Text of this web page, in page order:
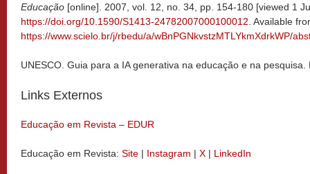
Educação [online]. 2007, vol. 12, no. 34, pp. 154-180 [viewed 1
https://doi.org/10.1590/S1413-24782007000100012 . Available
https://www.scielo.br/j/rbedu/a/wBnPGNkvstzMTLYkmXdrkWP/
UNESCO. Guia para a IA generativa na educação e na pesquisa.
Links Externos
Educação em Revista – EDUR
Educação em Revista: Site | Instagram | X | LinkedIn